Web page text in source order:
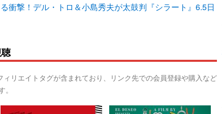
衝撃！デル・トロ＆小島秀夫が太鼓判『シラート』6.5日
リエイトタグが含まれており、リンク先での会員登録や購入など